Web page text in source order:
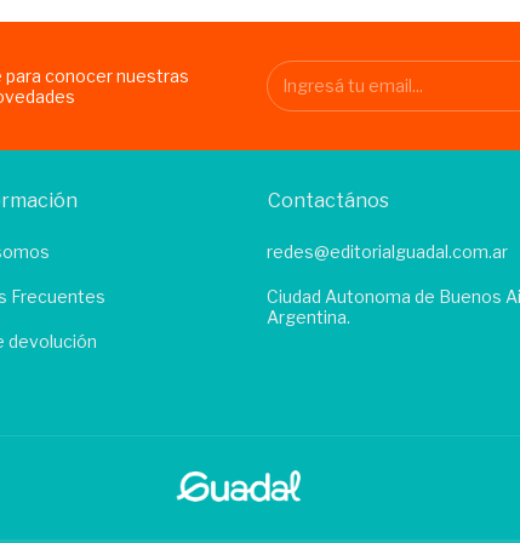
para conocer nuestras
Frecuentes
devolución
Contactános
redes@editorialguadal.com.ar
Ciudad Autonoma de Buenos
Argentina.